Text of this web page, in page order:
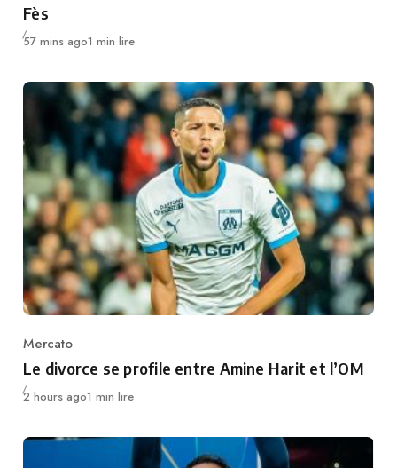
Fès
Publié
57 mins ago1 min lire
Category
Mercato
Le divorce se profile entre Amine Harit et l’OM
Publié
2 hours ago1 min lire